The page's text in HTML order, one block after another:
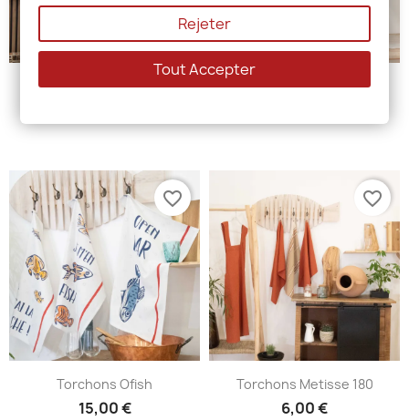
Torchons Prunelle Torchons Poissons
Torchons Ofish
15,00 €
favorite_border
Torchons Metisse 180
6,00 €
favorite_border
Rejeter
Tout Accepter